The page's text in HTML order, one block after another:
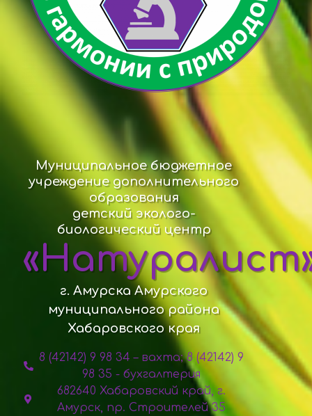
Муниципальное бюджетное
учреждение дополнительного
образования
детский эколого-
биологический центр
г. Амурска Амурского
муниципального района
Хабаровского края
8 (42142) 9 98 34 – вахта; 8 (42142) 9
98 35 - бухгалтерия
682640 Хабаровский край, г.
Амурск, пр. Строителей 35